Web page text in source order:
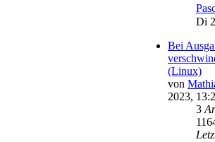
Di
Bei
(Linux)
von
2023,
3